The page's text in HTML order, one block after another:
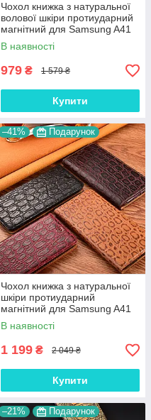
Чохол книжка з натуральної
волової шкіри протиударний
магнітний для Samsung A41
A415F "BULL"
В наявності
979 ₴ 1 579 ₴
Купити
–41% Подарунок
Чохол книжка з натуральної
шкіри протиударний
магнітний для Samsung A41
A415F "JACOSA"
В наявності
1 199 ₴ 2 049 ₴
Купити
–21% Подарунок